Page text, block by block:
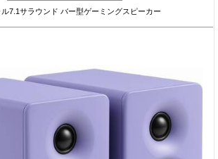
7.1サラウンド バー型ゲーミングスピーカー